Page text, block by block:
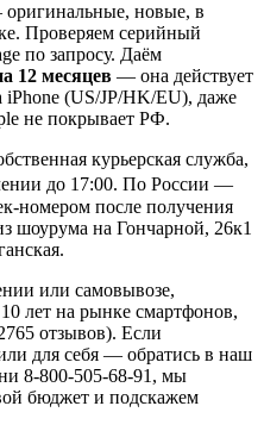
новые, в
Проверяем серийный
по запросу. Даём
12 месяцев — она действует
iPhone (US/JP/HK/EU), даже
не покрывает РФ.
курьерская служба,
до 17:00. По России —
номером после получения
шоурума на Гончарной, 26к1
или самовывозе,
лет на рынке смартфонов,
отзывов). Если
для себя — обратись в наш
8-800-505-68-91, мы
бюджет и подскажем